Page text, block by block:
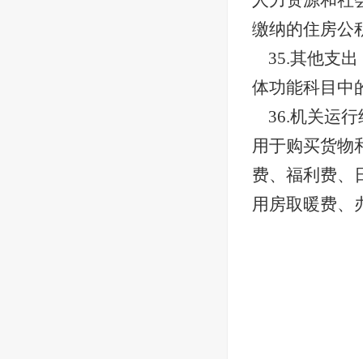
缴纳的住房公
35.其他支
体功能科目中
36.机关运
用于购买货物
费、福利费、
用房取暖费、